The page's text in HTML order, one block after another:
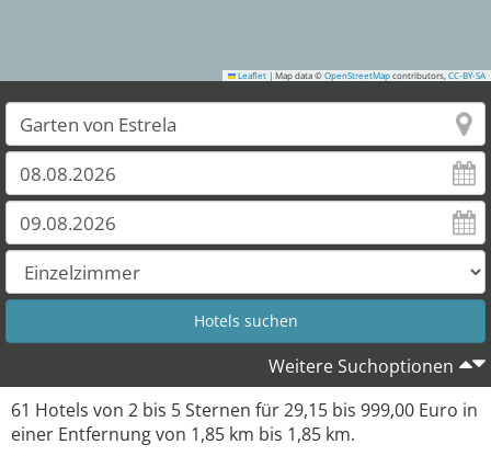
Leaflet | Map data © OpenStreetMap contributors, CC-BY-SA
Weitere Suchoptionen
61 Hotels von 2 bis 5Sternen für29,15 bis 999,00 Euro in
einer Entfernung von 1,85 km bis 1,85 km.